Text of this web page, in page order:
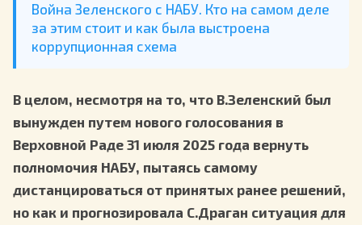
Война Зеленского с НАБУ. Кто на самом деле
за этим стоит и как была выстроена
коррупционная схема
В целом, несмотря на то, что В.Зеленский был
вынужден путем нового голосования в
Верховной Раде 31 июля 2025 года вернуть
полномочия НАБУ, пытаясь самому
дистанцироваться от принятых ранее решений,
но как и прогнозировала С.Драган ситуация для